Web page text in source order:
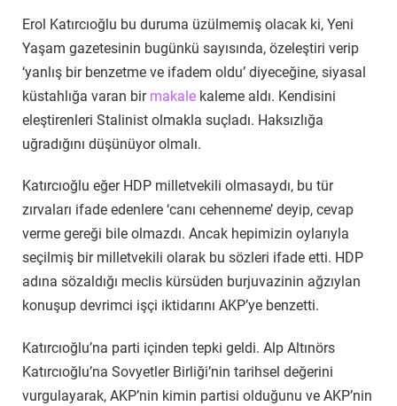
Erol Katırcıoğlu bu duruma üzülmemiş olacak ki, Yeni
Yaşam gazetesinin bugünkü sayısında, özeleştiri verip
‘yanlış bir benzetme ve ifadem oldu’ diyeceğine, siyasal
küstahlığa varan bir makale kaleme aldı. Kendisini
eleştirenleri Stalinist olmakla suçladı. Haksızlığa
uğradığını düşünüyor olmalı.
Katırcıoğlu eğer HDP milletvekili olmasaydı, bu tür
zırvaları ifade edenlere ‘canı cehenneme’ deyip, cevap
verme gereği bile olmazdı. Ancak hepimizin oylarıyla
seçilmiş bir milletvekili olarak bu sözleri ifade etti. HDP
adına sözaldığı meclis kürsüden burjuvazinin ağzıylan
konuşup devrimci işçi iktidarını AKP’ye benzetti.
Katırcıoğlu’na parti içinden tepki geldi. Alp Altınörs
Katırcıoğlu’na Sovyetler Birliği’nin tarihsel değerini
vurgulayarak, AKP’nin kimin partisi olduğunu ve AKP’nin